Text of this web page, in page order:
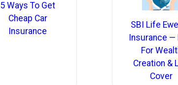
5 Ways To Get
Cheap Car
Insurance
SBI Life
Insurance —
For
Creation &
Cover